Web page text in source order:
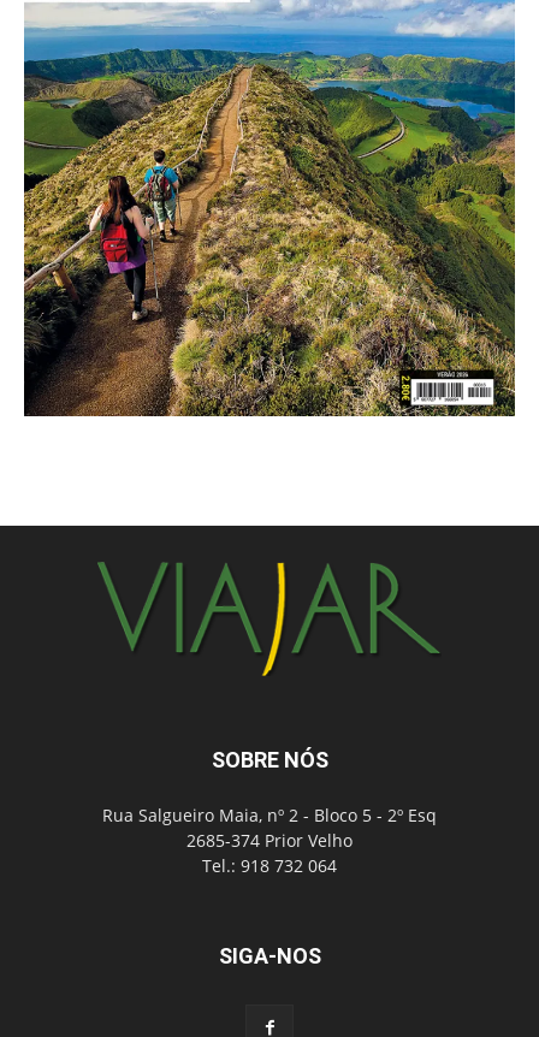
SOBRE NÓS
Rua Salgueiro Maia, nº 2 - Bloco 5 - 2º Esq
2685-374 Prior Velho
Tel.: 918 732 064
SIGA-NOS